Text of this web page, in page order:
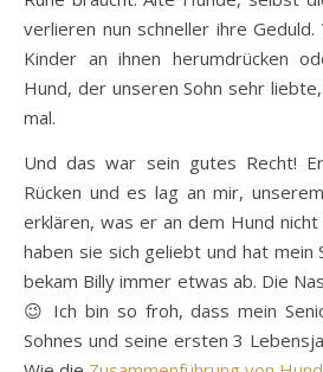
verlieren nun schneller ihre Geduld.
Kinder an ihnen herumdrücken
Hund, der unseren Sohn sehr
mal.
Und das war sein gutes Recht!
Rücken und es lag an mir,
erklären, was er an dem Hund nicht
haben sie sich geliebt und hat mein
bekam Billy immer etwas ab. Die
😉 Ich bin so froh, dass mein
Sohnes und seine ersten 3